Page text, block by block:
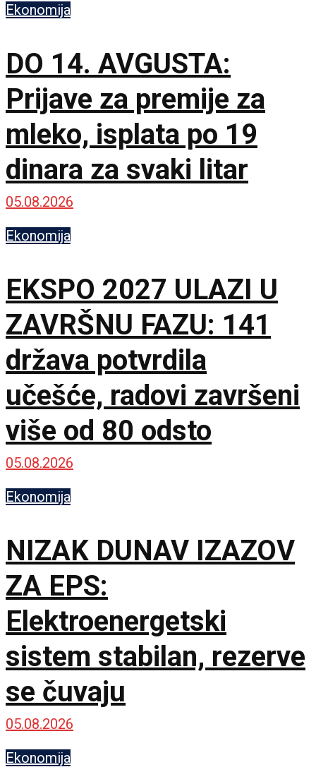
Ekonomija
DO 14. AVGUSTA:
Prijave za premije za
mleko, isplata po 19
dinara za svaki litar
05.08.2026
Ekonomija
EKSPO 2027 ULAZI U
ZAVRŠNU FAZU: 141
država potvrdila
učešće, radovi završeni
više od 80 odsto
05.08.2026
Ekonomija
NIZAK DUNAV IZAZOV
ZA EPS:
Elektroenergetski
sistem stabilan, rezerve
se čuvaju
05.08.2026
Ekonomija